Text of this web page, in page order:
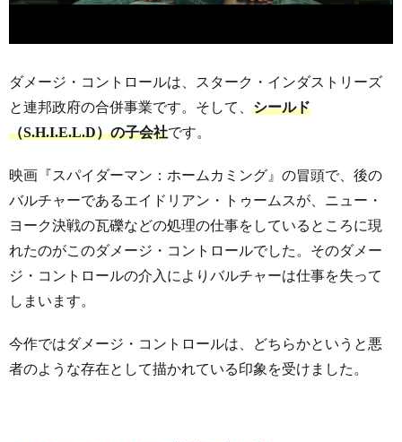
ダメージ・コントロールは、スターク・インダストリーズ
と連邦政府の合併事業です。そして、 シールド
（S.H.I.E.L.D）の子会社です。
映画『スパイダーマン：ホームカミング』の冒頭で、後の
バルチャーであるエイドリアン・トゥームスが、ニュー・
ヨーク決戦の瓦礫などの処理の仕事をしているところに現
れたのがこのダメージ・コントロールでした。そのダメー
ジ・コントロールの介入によりバルチャーは仕事を失って
しまいます。
今作ではダメージ・コントロールは、どちらかというと悪
者のような存在として描かれている印象を受けました。